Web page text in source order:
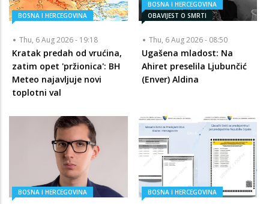
BOSNA I HERCEGOVINA
Thu, 6 Aug 2026 - 19:18
Kratak predah od vrućina,
zatim opet 'pržionica': BH
Meteo najavljuje novi
toplotni val
BOSNA I HERCEGOVINA
OBAVIJEST O SMRTI
Thu, 6 Aug 2026 - 08:50
Ugašena mladost: Na
Ahiret preselila Ljubunčić
(Enver) Aldina
BOSNA I HERCEGOVINA BOSNA I HERCEGOVINA